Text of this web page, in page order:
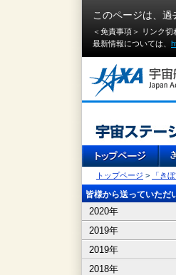
このページは、
＜免責事項＞ リンク
最新情報については、
トップページ > 「き
皆様から送っていただ
2020年
2019年
2019年
2018年